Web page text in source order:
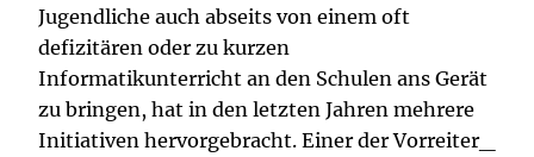
Jugendliche auch abseits von einem oft
defizitären oder zu kurzen
Informatikunterricht an den Schulen ans Gerät
zu bringen, hat in den letzten Jahren mehrere
Initiativen hervorgebracht. Einer der Vorreiter_